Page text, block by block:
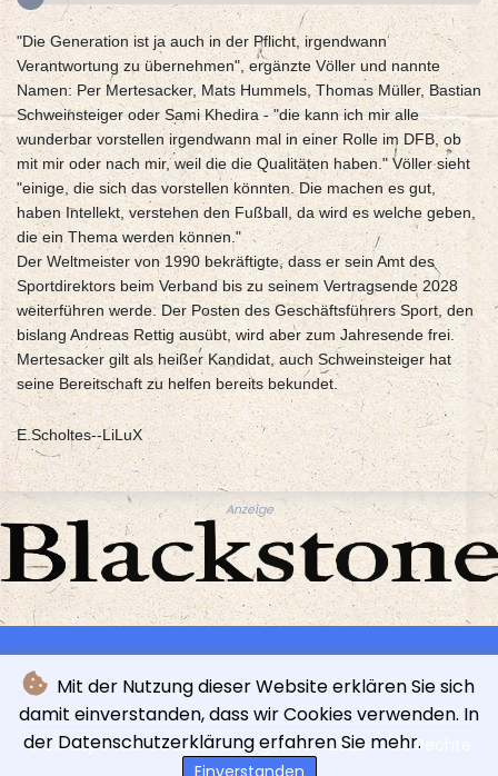
Mit der Nutzung dieser Website erklären Sie sich
damit einverstanden, dass wir Cookies verwenden. In
der Datenschutzerklärung erfahren Sie mehr.
Einverstanden
"Die Generation ist ja auch in der Pflicht, irgendwann
Verantwortung zu übernehmen", ergänzte Völler und nannte
Namen: Per Mertesacker, Mats Hummels, Thomas Müller, Bastian
Schweinsteiger oder Sami Khedira - "die kann ich mir alle
wunderbar vorstellen irgendwann mal in einer Rolle im DFB, ob
mit mir oder nach mir, weil die die Qualitäten haben." Völler sieht
"einige, die sich das vorstellen könnten. Die machen es gut,
haben Intellekt, verstehen den Fußball, da wird es welche geben,
die ein Thema werden können."
Der Weltmeister von 1990 bekräftigte, dass er sein Amt des
Sportdirektors beim Verband bis zu seinem Vertragsende 2028
weiterführen werde. Der Posten des Geschäftsführers Sport, den
bislang Andreas Rettig ausübt, wird aber zum Jahresende frei.
Mertesacker gilt als heißer Kandidat, auch Schweinsteiger hat
seine Bereitschaft zu helfen bereits bekundet.
E.Scholtes--LiLuX
Anzeige
© L'indépendance Luxembourgeoise - 2026 - Alle Rechte
vorbehalten